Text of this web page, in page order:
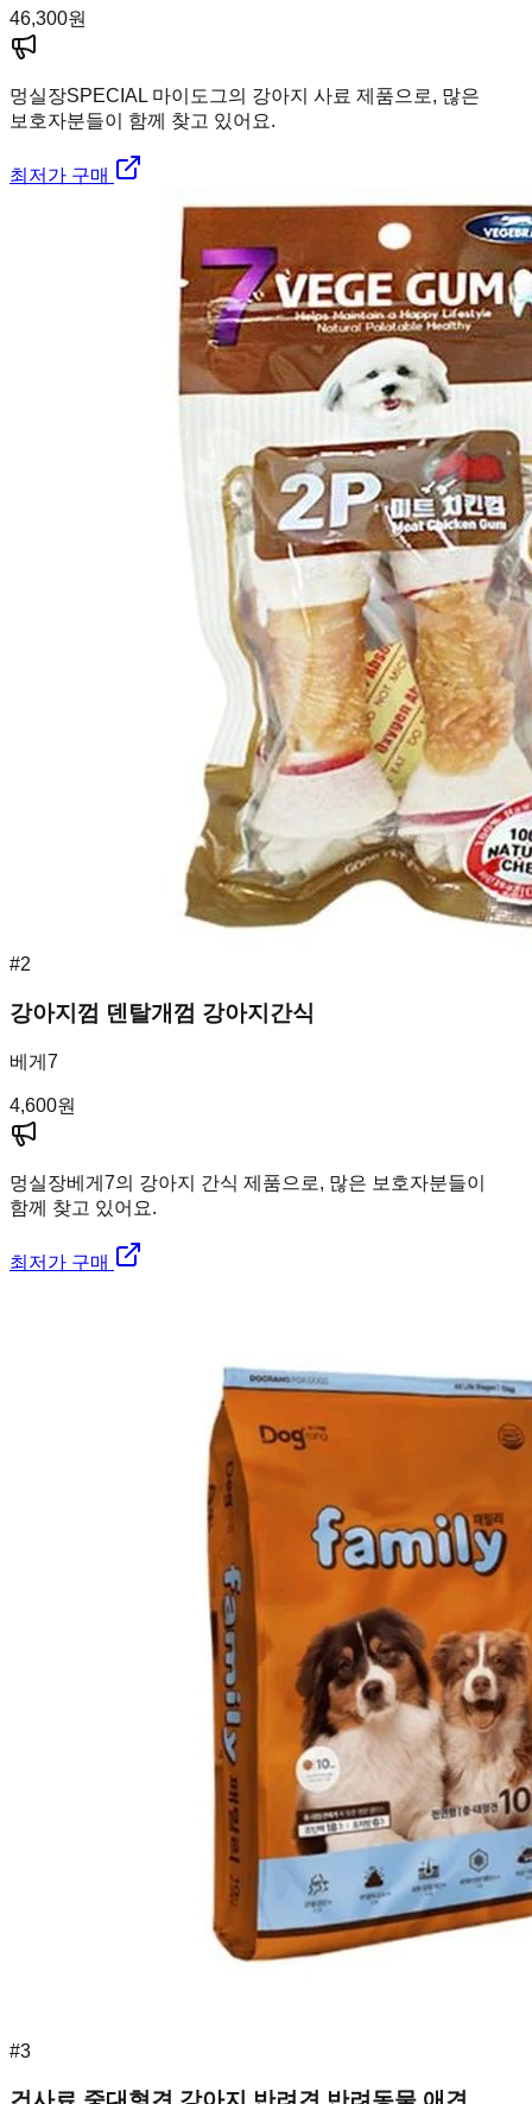
46,300원
멍실장SPECIAL 마이도그의 강아지 사료 제품으로, 많은
보호자분들이 함께 찾고 있어요.
최저가 구매
#2
강아지껌 덴탈개껌 강아지간식
베게7
4,600원
멍실장베게7의 강아지 간식 제품으로, 많은 보호자분들이
함께 찾고 있어요.
최저가 구매
#3